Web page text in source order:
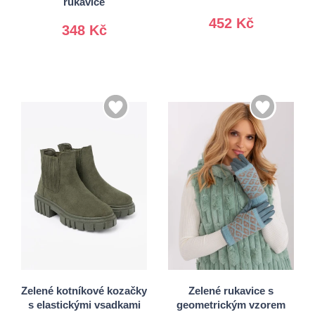
348 Kč 452 Kč
Zelené kotníkové kozačky
s elastickými vsadkami
36 37
Zelené rukavice s
geometrickým vzorem
S/M
L/XL